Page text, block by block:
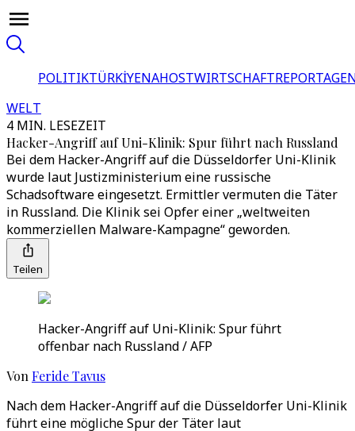
POLITIKTÜRKİYENAHOSTWIRTSCHAFT
WELT
4 MIN. LESEZEIT
Hacker-Angriff auf Uni-Klinik: Spur führt nach Russland
Bei dem Hacker-Angriff auf die Düsseldorfer Uni-Klinik
wurde laut Justizministerium eine russische
Schadsoftware eingesetzt. Ermittler vermuten die Täter
in Russland. Die Klinik sei Opfer einer „weltweiten
kommerziellen Malware-Kampagne“ geworden.
Teilen
Hacker-Angriff auf Uni-Klinik: Spur führt
offenbar nach Russland / AFP
Von Feride Tavus
Nach dem Hacker-Angriff auf die Düsseldorfer Uni-Klinik
führt eine mögliche Spur der Täter laut